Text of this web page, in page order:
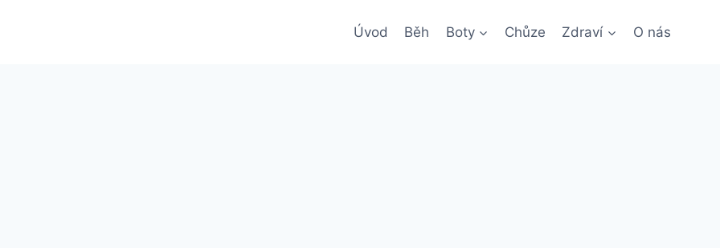
Úvod Běh Boty Chůze Zdraví O nás